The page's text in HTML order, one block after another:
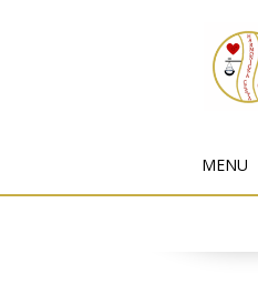
MENU